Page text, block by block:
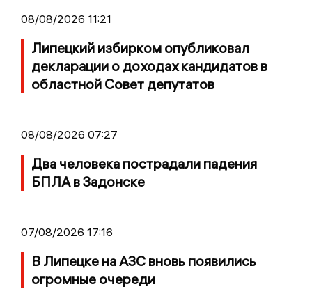
08/08/2026 11:21
Липецкий избирком опубликовал
декларации о доходах кандидатов в
областной Совет депутатов
08/08/2026 07:27
Два человека пострадали падения
БПЛА в Задонске
07/08/2026 17:16
В Липецке на АЗС вновь появились
огромные очереди